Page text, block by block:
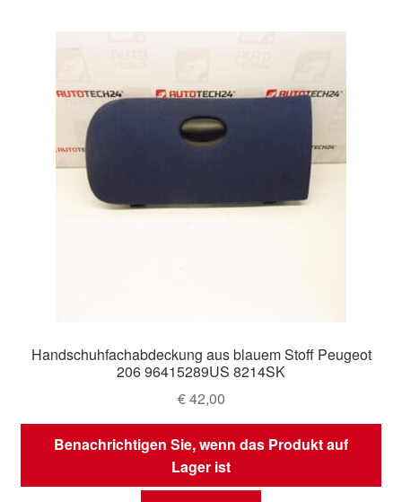
Handschuhfachabdeckung aus blauem Stoff Peugeot
206 96415289US 8214SK
€42,00
Benachrichtigen Sie, wenn das Produkt auf
Lager ist